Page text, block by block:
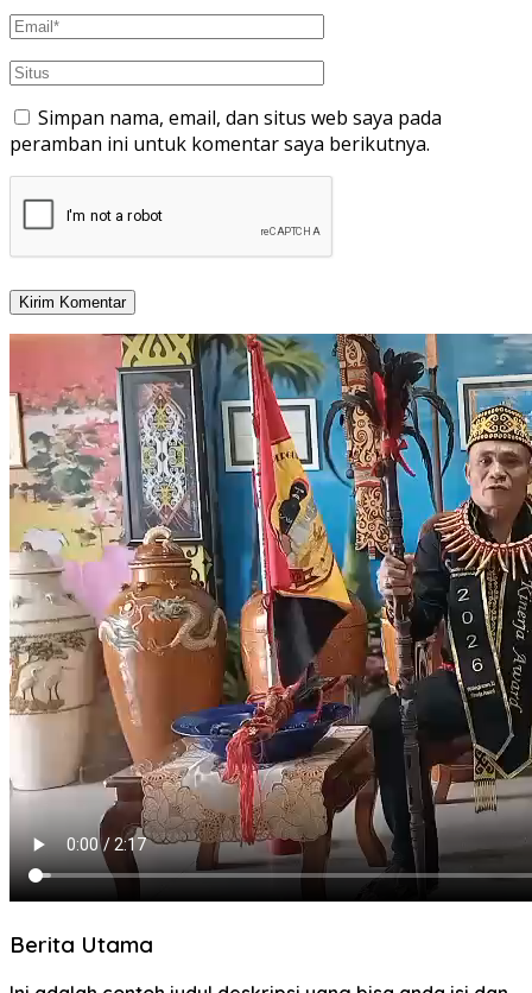
Simpan nama, email, dan situs web saya pada
peramban ini untuk komentar saya berikutnya.
Berita Utama